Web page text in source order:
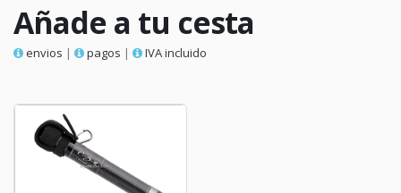
Añade a tu cesta
envios | pagos | IVA incluido